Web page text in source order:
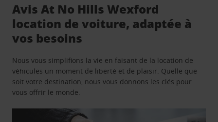
Avis At No Hills Wexford
location de voiture, adaptée à
vos besoins
Nous vous simplifions la vie en faisant de la location de
véhicules un moment de liberté et de plaisir. Quelle que
soit votre destination, nous vous donnons les clés pour
vous offrir le monde.